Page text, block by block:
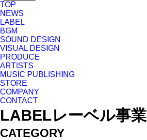
TOP
NEWS
LABEL
BGM
SOUND DESIGN
VISUAL DESIGN
PRODUCE
ARTISTS
MUSIC PUBLISHING
STORE
COMPANY
CONTACT
LABELレーベル事業
CATEGORY